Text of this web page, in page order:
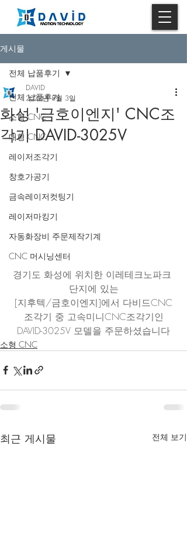
게시물
전체 납품후기
소형 CNC
대형 CNC
레이저조각기
창호가공기
금속레이저컷팅기
레이저마킹기
자동화장비 주문제작기계
CNC 머시닝센터
전체 납품후기
화성 '금호이엔지' CNC조
각기 DAVID-3025V
DAVID
2022년 8월 3일
경기도 화성에 위치한 이레테크노파크
단지에 있는
[지후텍/금호이엔지]에서 다비드CNC
조각기 중 고속미니CNC조각기인
DAVID-3025V 모델을 주문하셨습니다
소형 CNC
최근 게시물 전체 보기